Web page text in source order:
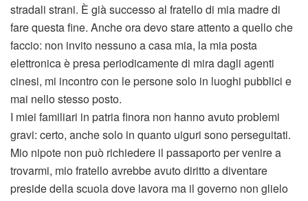
stradali strani. È già successo al fratello di mia madre di
fare questa fine. Anche ora devo stare attento a quello che
faccio: non invito nessuno a casa mia, la mia posta
elettronica è presa periodicamente di mira dagli agenti
cinesi, mi incontro con le persone solo in luoghi pubblici e
mai nello stesso posto.
I miei familiari in patria finora non hanno avuto problemi
gravi: certo, anche solo in quanto uiguri sono perseguitati.
Mio nipote non può richiedere il passaporto per venire a
trovarmi, mio fratello avrebbe avuto diritto a diventare
preside della scuola dove lavora ma il governo non glielo